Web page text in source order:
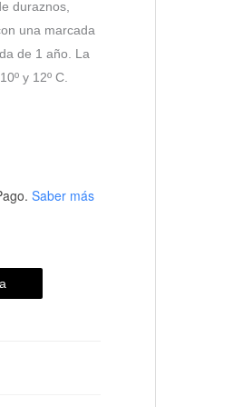
duraznos,
una marcada
de 1 año. La
y 12º C.
Saber más